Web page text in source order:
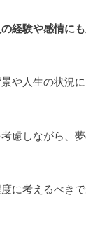
経験や感情に
や人生の状況
慮しながら、
に考えるべき